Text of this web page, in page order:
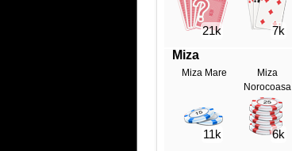
21k 7k
Miza
Miza Mare
11k
Miza
Norocoasa
6k